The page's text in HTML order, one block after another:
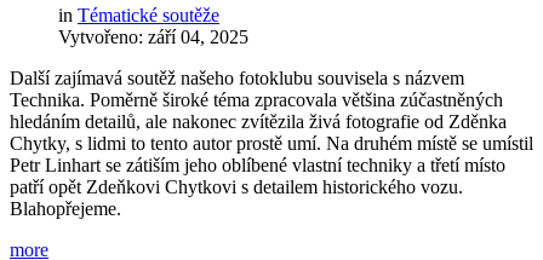
in Tématické soutěže
Vytvořeno: září 04, 2025
Další zajímavá soutěž našeho fotoklubu souvisela s názvem
Technika. Poměrně široké téma zpracovala většina zúčastněných
hledáním detailů, ale nakonec zvítězila živá fotografie od Zděnka
Chytky, s lidmi to tento autor prostě umí. Na druhém místě se umístil
Petr Linhart se zátiším jeho oblíbené vlastní techniky a třetí místo
patří opět Zdeňkovi Chytkovi s detailem historického vozu.
Blahopřejeme.
more